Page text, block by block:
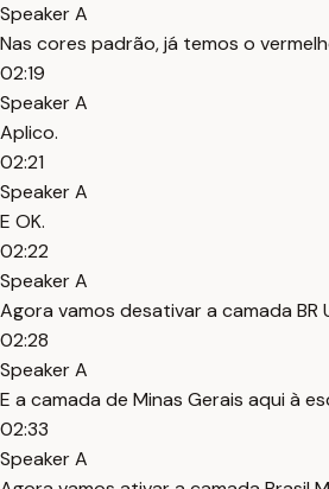
Speaker A
Nas cores padrão, já temos o
02:19
Speaker A
Aplico.
02:21
Speaker A
E OK.
02:22
Speaker A
Agora vamos desativar a camada BR
02:28
Speaker A
E a camada de Minas Gerais aqui à
02:33
Speaker A